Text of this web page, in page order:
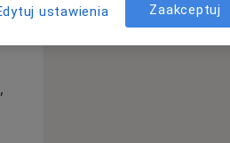
ustawienia Zaakceptuj